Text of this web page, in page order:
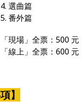
篇
篇
現場」全票：500 元
全票：600 元
】